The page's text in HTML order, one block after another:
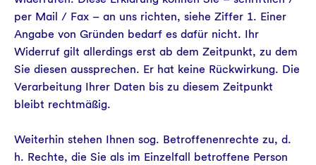
per Mail / Fax – an uns richten, siehe Ziffer 1. Einer
Angabe von Gründen bedarf es dafür nicht. Ihr
Widerruf gilt allerdings erst ab dem Zeitpunkt, zu dem
Sie diesen aussprechen. Er hat keine Rückwirkung. Die
Verarbeitung Ihrer Daten bis zu diesem Zeitpunkt
bleibt rechtmäßig.
Weiterhin stehen Ihnen sog. Betroffenenrechte zu, d.
h. Rechte, die Sie als im Einzelfall betroffene Person